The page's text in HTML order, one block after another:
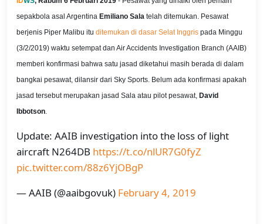
sepakbola asal Argentina Emiliano Sala telah ditemukan. Pesawat
berjenis Piper Malibu itu ditemukan di dasar Selat Inggris pada Minggu
(3/2/2019) waktu setempat dan Air Accidents Investigation Branch (AAIB)
memberi konfirmasi bahwa satu jasad diketahui masih berada di dalam
bangkai pesawat, dilansir dari Sky Sports. Belum ada konfirmasi apakah
jasad tersebut merupakan jasad Sala atau pilot pesawat, David
Ibbotson.
Update: AAIB investigation into the loss of light
aircraft N264DB https://t.co/nlUR7G0fyZ
pic.twitter.com/88z6YjOBgP
— AAIB (@aaibgovuk) February 4, 2019